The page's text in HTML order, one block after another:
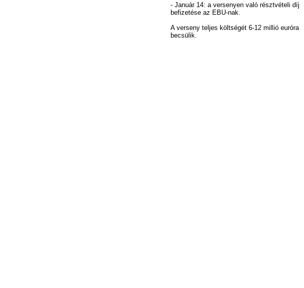
- Január 14: a versenyen való résztvételi díj
befizetése az EBU-nak.
A verseny teljes költségét 6-12 millió euróra
becsülik.